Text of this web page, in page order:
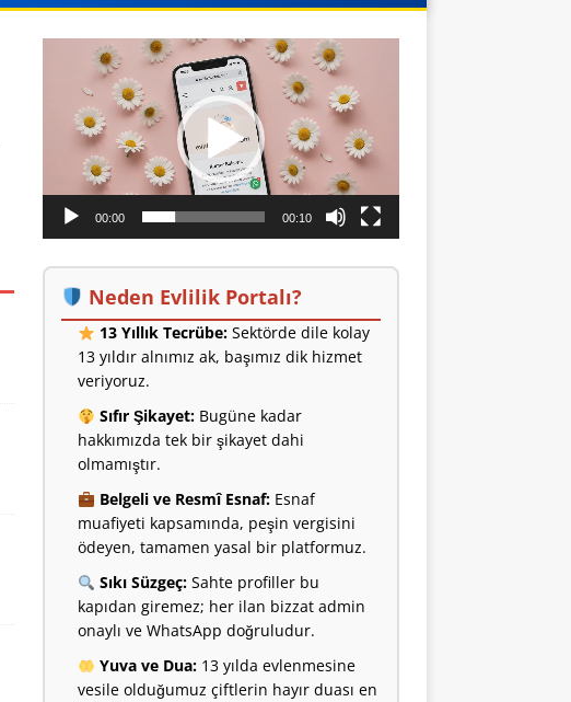
oynatıcı
00:00 00:10
Neden Evlilik Portalı?
13 Yıllık Tecrübe:Sektörde dile kolay
13 yıldır alnımız ak, başımız dik hizmet
veriyoruz.
Sıfır Şikayet:Bugüne kadar
hakkımızda tek bir şikayet dahi
olmamıştır.
Belgeli ve Resmî Esnaf:Esnaf
muafiyeti kapsamında, peşin vergisini
ödeyen, tamamen yasal bir platformuz.
Sıkı Süzgeç:Sahte profiller bu
kapıdan giremez; her ilan bizzat admin
onaylı ve WhatsApp doğruludur.
Yuva ve Dua:13 yılda evlenmesine
vesile olduğumuz çiftlerin hayır duası en